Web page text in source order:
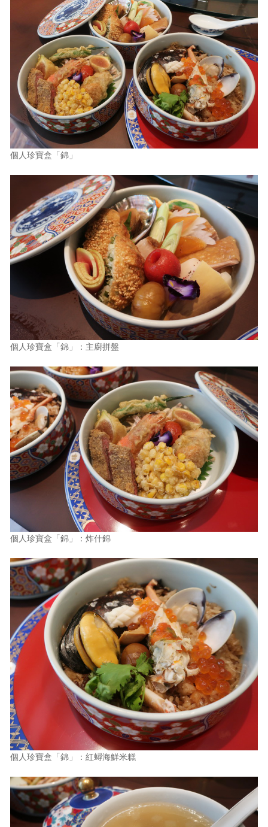
個人珍寶盒「錦」
個人珍寶盒「錦」：主廚拼盤
個人珍寶盒「錦」：炸什錦
個人珍寶盒「錦」：紅蟳海鮮米糕